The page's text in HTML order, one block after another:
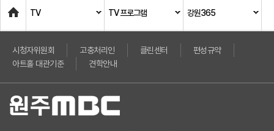
Home
TV TV 프로그램 강원365
시청자위원회 고충처리인 클린센터
편성규약
아트홀 대관기준
견학안내